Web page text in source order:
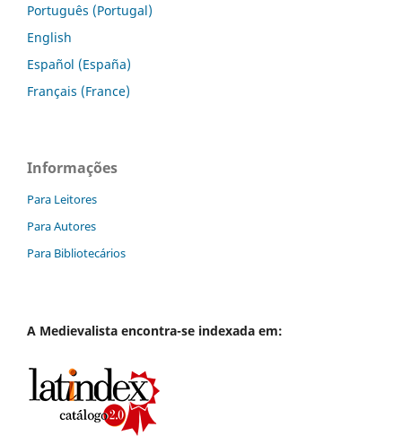
Português (Portugal)
English
Español (España)
Français (France)
Informações
Para Leitores
Para Autores
Para Bibliotecários
A Medievalista encontra-se indexada em: